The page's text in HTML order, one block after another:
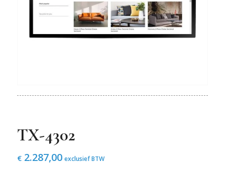
TX-4302
€2.287,00 exclusief BTW